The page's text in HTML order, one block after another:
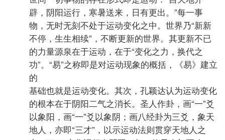
辟，阴阳运行，寒暑送来，日有更出。”每一事
物，无时无刻不处于运动变化之中。世界乃“新新
不停，生生相续”，不断更新的世界。其更新不已
的力量源泉在于运动，在于“变化之力，换代之
功”。“易”之称即是对运动现象的概括，《易》建立
的
基础也就是运动变化。其次，孔颖达认为运动变化
的根本在于阴阳二气之消长。圣人作卦，画“一”爻
以象阳，画“一”爻以象阴；画八经卦为三爻，象天
地人，亦即“三才”，以示运动法则贯穿天地人之